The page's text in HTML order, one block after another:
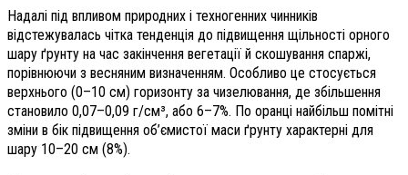
Надалі під впливом природних і техногенних чинників
відстежувалась чітка тенденція до підвищення щільності орного
шару ґрунту на час закінчення вегетації й скошування спаржі,
порівнюючи з весняним визначенням. Особливо це стосується
верхнього (0–10 см) горизонту за чизелювання, де збільшення
становило 0,07–0,09 г/см³, або 6–7%. По оранці найбільш помітні
зміни в бік підвищення об’ємистої маси ґрунту характерні для
шару 10–20 см (8%).